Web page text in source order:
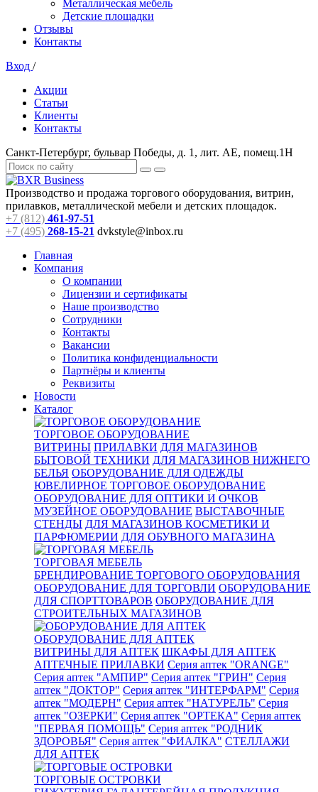
Металлическая мебель
Детские площадки
Отзывы
Контакты
Вход /
Акции
Статьи
Клиенты
Контакты
Санкт-Петербург, бульвар Победы, д. 1, лит. АЕ, помещ.1Н
Производство и продажа торгового оборудования, витрин,
прилавков, металлической мебели и детских площадок.
+7 (812) 461-97-51
+7 (495) 268-15-21 dvkstyle@inbox.ru
Главная
Компания
О компании
Лицензии и сертификаты
Наше производство
Сотрудники
Контакты
Вакансии
Политика конфиденциальности
Партнёры и клиенты
Реквизиты
Новости
Каталог
ТОРГОВОЕ ОБОРУДОВАНИЕ
ВИТРИНЫ ПРИЛАВКИ ДЛЯ МАГАЗИНОВ
БЫТОВОЙ ТЕХНИКИ ДЛЯ МАГАЗИНОВ НИЖНЕГО
БЕЛЬЯ ОБОРУДОВАНИЕ ДЛЯ ОДЕЖДЫ
ЮВЕЛИРНОЕ ТОРГОВОЕ ОБОРУДОВАНИЕ
ОБОРУДОВАНИЕ ДЛЯ ОПТИКИ И ОЧКОВ
МУЗЕЙНОЕ ОБОРУДОВАНИЕ ВЫСТАВОЧНЫЕ
СТЕНДЫ ДЛЯ МАГАЗИНОВ КОСМЕТИКИ И
ПАРФЮМЕРИИ ДЛЯ ОБУВНОГО МАГАЗИНА
ТОРГОВАЯ МЕБЕЛЬ
БРЕНДИРОВАНИЕ ТОРГОВОГО ОБОРУДОВАНИЯ
ОБОРУДОВАНИЕ ДЛЯ ТОРГОВЛИ ОБОРУДОВАНИЕ
ДЛЯ СПОРТТОВАРОВ ОБОРУДОВАНИЕ ДЛЯ
СТРОИТЕЛЬНЫХ МАГАЗИНОВ
ОБОРУДОВАНИЕ ДЛЯ АПТЕК
ВИТРИНЫ ДЛЯ АПТЕК ШКАФЫ ДЛЯ АПТЕК
АПТЕЧНЫЕ ПРИЛАВКИ Серия аптек "ORANGE"
Серия аптек "АМПИР" Серия аптек "ГРИН" Серия
аптек "ДОКТОР" Серия аптек "ИНТЕРФАРМ" Серия
аптек "МОДЕРН" Серия аптек "НАТУРЕЛЬ" Серия
аптек "ОЗЕРКИ" Серия аптек "ОРТЕКА" Серия аптек
"ПЕРВАЯ ПОМОЩЬ" Серия аптек "РОДНИК
ЗДОРОВЬЯ" Серия аптек "ФИАЛКА" СТЕЛЛАЖИ
ДЛЯ АПТЕК
ТОРГОВЫЕ ОСТРОВКИ